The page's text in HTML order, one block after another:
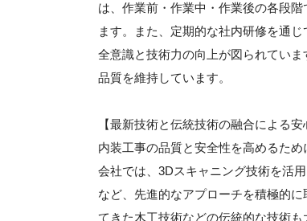
は、作業前・作業中・作業後の各段
ます。また、定期的な社内研修を通
全意識と技術力の向上が図られてい
品質を維持しています。
【最新技術と伝統技術の融合による安
内装工事の品質と安全性を高めるた
会社では、3Dスキャニング技術を活
など、先進的なアプローチを積極的
てきた木工技術などの伝統的な技術